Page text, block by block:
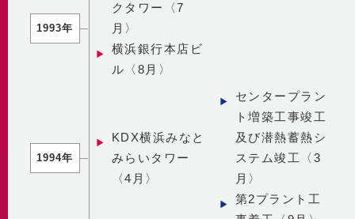
1993年
クタワー〈7
月〉
横浜銀行本店ビ
ル〈8月〉
1994年
KDX横浜みなと
みらいタワー
〈4月〉
センタープラン
ト増築工事竣工
及び潜熱蓄熱シ
ステム竣工〈3
月〉
第2プラント工